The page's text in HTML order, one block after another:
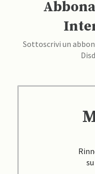
Sottoscrivi un